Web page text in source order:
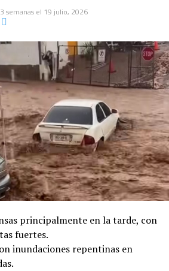
semanas el 19 julio, 2026
principalmente en la tarde, con
fuertes.
inundaciones repentinas en